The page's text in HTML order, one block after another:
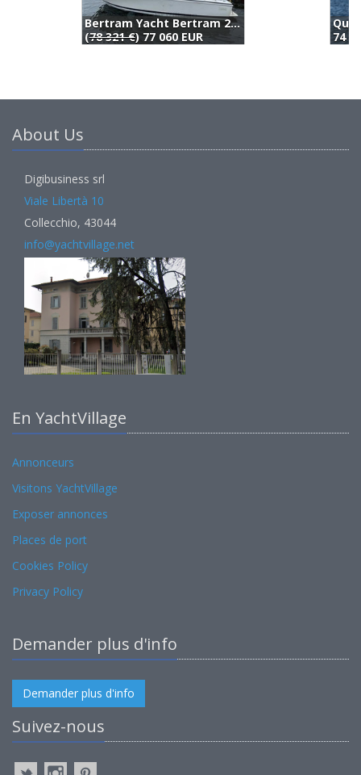
74 000 EUR
About Us
Digibusiness srl
Viale Libertà 10
Collecchio, 43044
info@yachtvillage.net
En YachtVillage
Annonceurs
Visitons YachtVillage
Exposer annonces
Places de port
Cookies Policy
Privacy Policy
Demander plus d'info
Demander plus d'info
Suivez-nous